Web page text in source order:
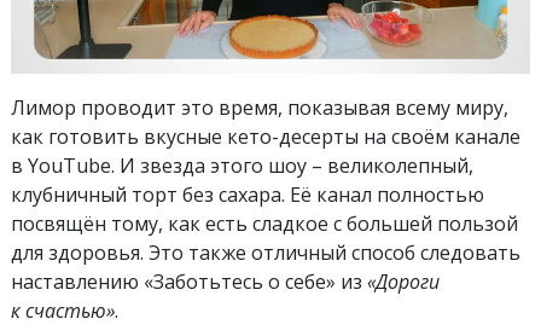
Лимор проводит это время, показывая всему миру,
как готовить вкусные кето-десерты на своём канале
в YouTube. И звезда этого шоу – великолепный,
клубничный торт без сахара. Её канал полностью
посвящён тому, как есть сладкое с большей пользой
для здоровья. Это также отличный способ следовать
наставлению «Заботьтесь о себе» из «Дороги
к счастью».